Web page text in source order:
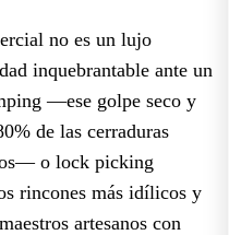
no es un lujo
inquebrantable ante un
—ese golpe seco y
de las cerraduras
o lock picking
rincones más idílicos y
artesanos con